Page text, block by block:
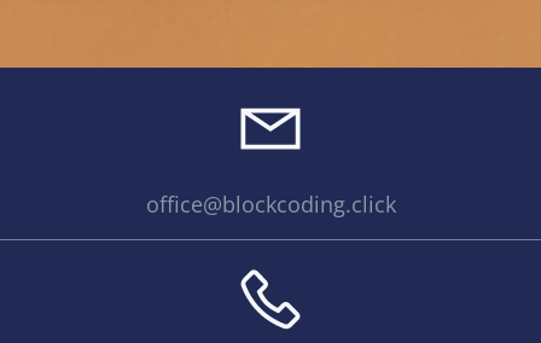
office@blockcoding.click